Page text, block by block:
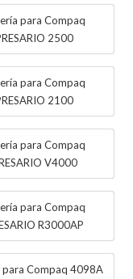
para Compaq
2500
para Compaq
2100
para Compaq
V4000
para Compaq
R3000AP
para Compaq 4098A